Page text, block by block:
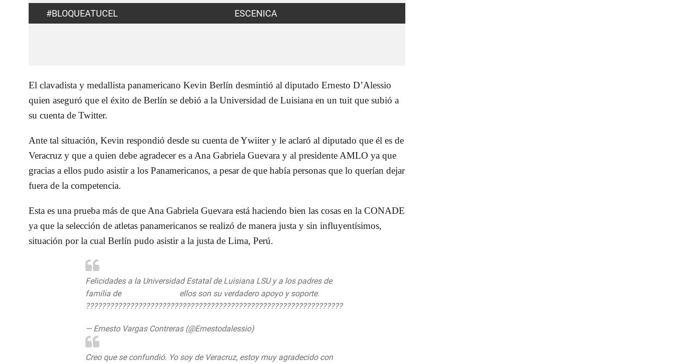
#BLOQUEATUCEL ESCENICA
El clavadista y medallista panamericano Kevin Berlín desmintió al diputado Ernesto D’Alessio
quien aseguró que el éxito de Berlín se debió a la Universidad de Luisiana en un tuit que subió a
su cuenta de Twitter.
Ante tal situación, Kevin respondió desde su cuenta de Ywiiter y le aclaró al diputado que él es de
Veracruz y que a quien debe agradecer es a Ana Gabriela Guevara y al presidente AMLO ya que
gracias a ellos pudo asistir a los Panamericanos, a pesar de que había personas que lo querían dejar
fuera de la competencia.
Esta es una prueba más de que Ana Gabriela Guevara está haciendo bien las cosas en la CONADE
ya que la selección de atletas panamericanos se realizó de manera justa y sin influyentísimos,
situación por la cual Berlín pudo asistir a la justa de Lima, Perú.
Felicidades a la Universidad Estatal de Luisiana LSU y a los padres de
familia de
ellos son su verdadero apoyo y soporte.
????????????????????????????????????????????????????????????????
— Ernesto Vargas Contreras (@Ernestodalessio)
Creo que se confundió. Yo soy de Veracruz, estoy muy agradecido con